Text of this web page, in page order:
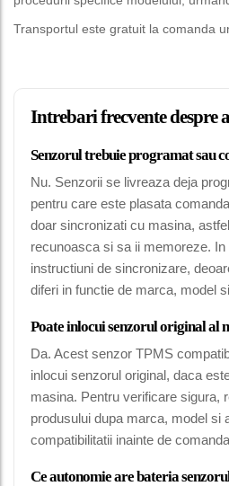
Transportul este gratuit la comanda
Intrebari frecvente despre
Senzorul trebuie programat sau
Nu. Senzorii se livreaza deja
pentru care este plasata
doar sincronizati cu masina,
recunoasca si sa ii memoreze.
instructiuni de sincronizare,
diferi in functie de marca, model
Poate inlocui senzorul original al
Da. Acest senzor TPMS
inlocui senzorul original, daca
masina. Pentru verificare sigura,
produsului dupa marca, model si
compatibilitatii inainte de
Ce autonomie are bateria